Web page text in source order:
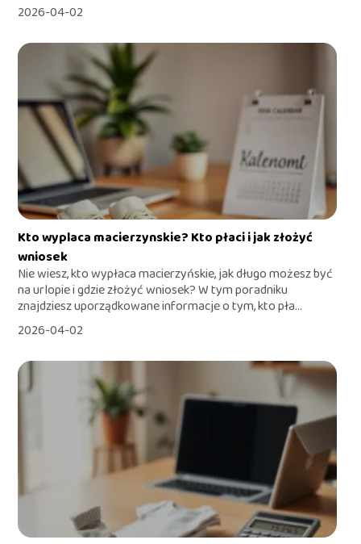
2026-04-02
Kto wyplaca macierzynskie? Kto płaci i jak złożyć
wniosek
Nie wiesz, kto wypłaca macierzyńskie, jak długo możesz być
na urlopie i gdzie złożyć wniosek? W tym poradniku
znajdziesz uporządkowane informacje o tym, kto pła...
2026-04-02